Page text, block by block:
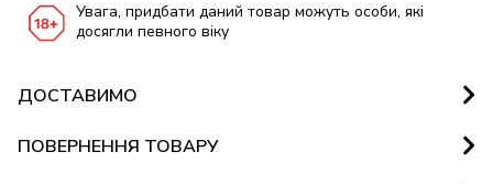
Увага, придбати даний товар можуть особи, які
досягли певного віку
ДОСТАВИМО
ПОВЕРНЕННЯ ТОВАРУ